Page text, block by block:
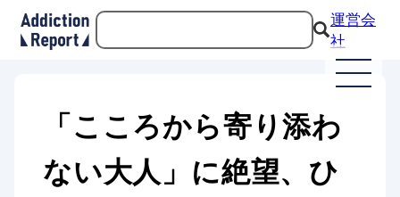
運営会
社
「こころから寄り添わ
ない大人」に絶望、ひ